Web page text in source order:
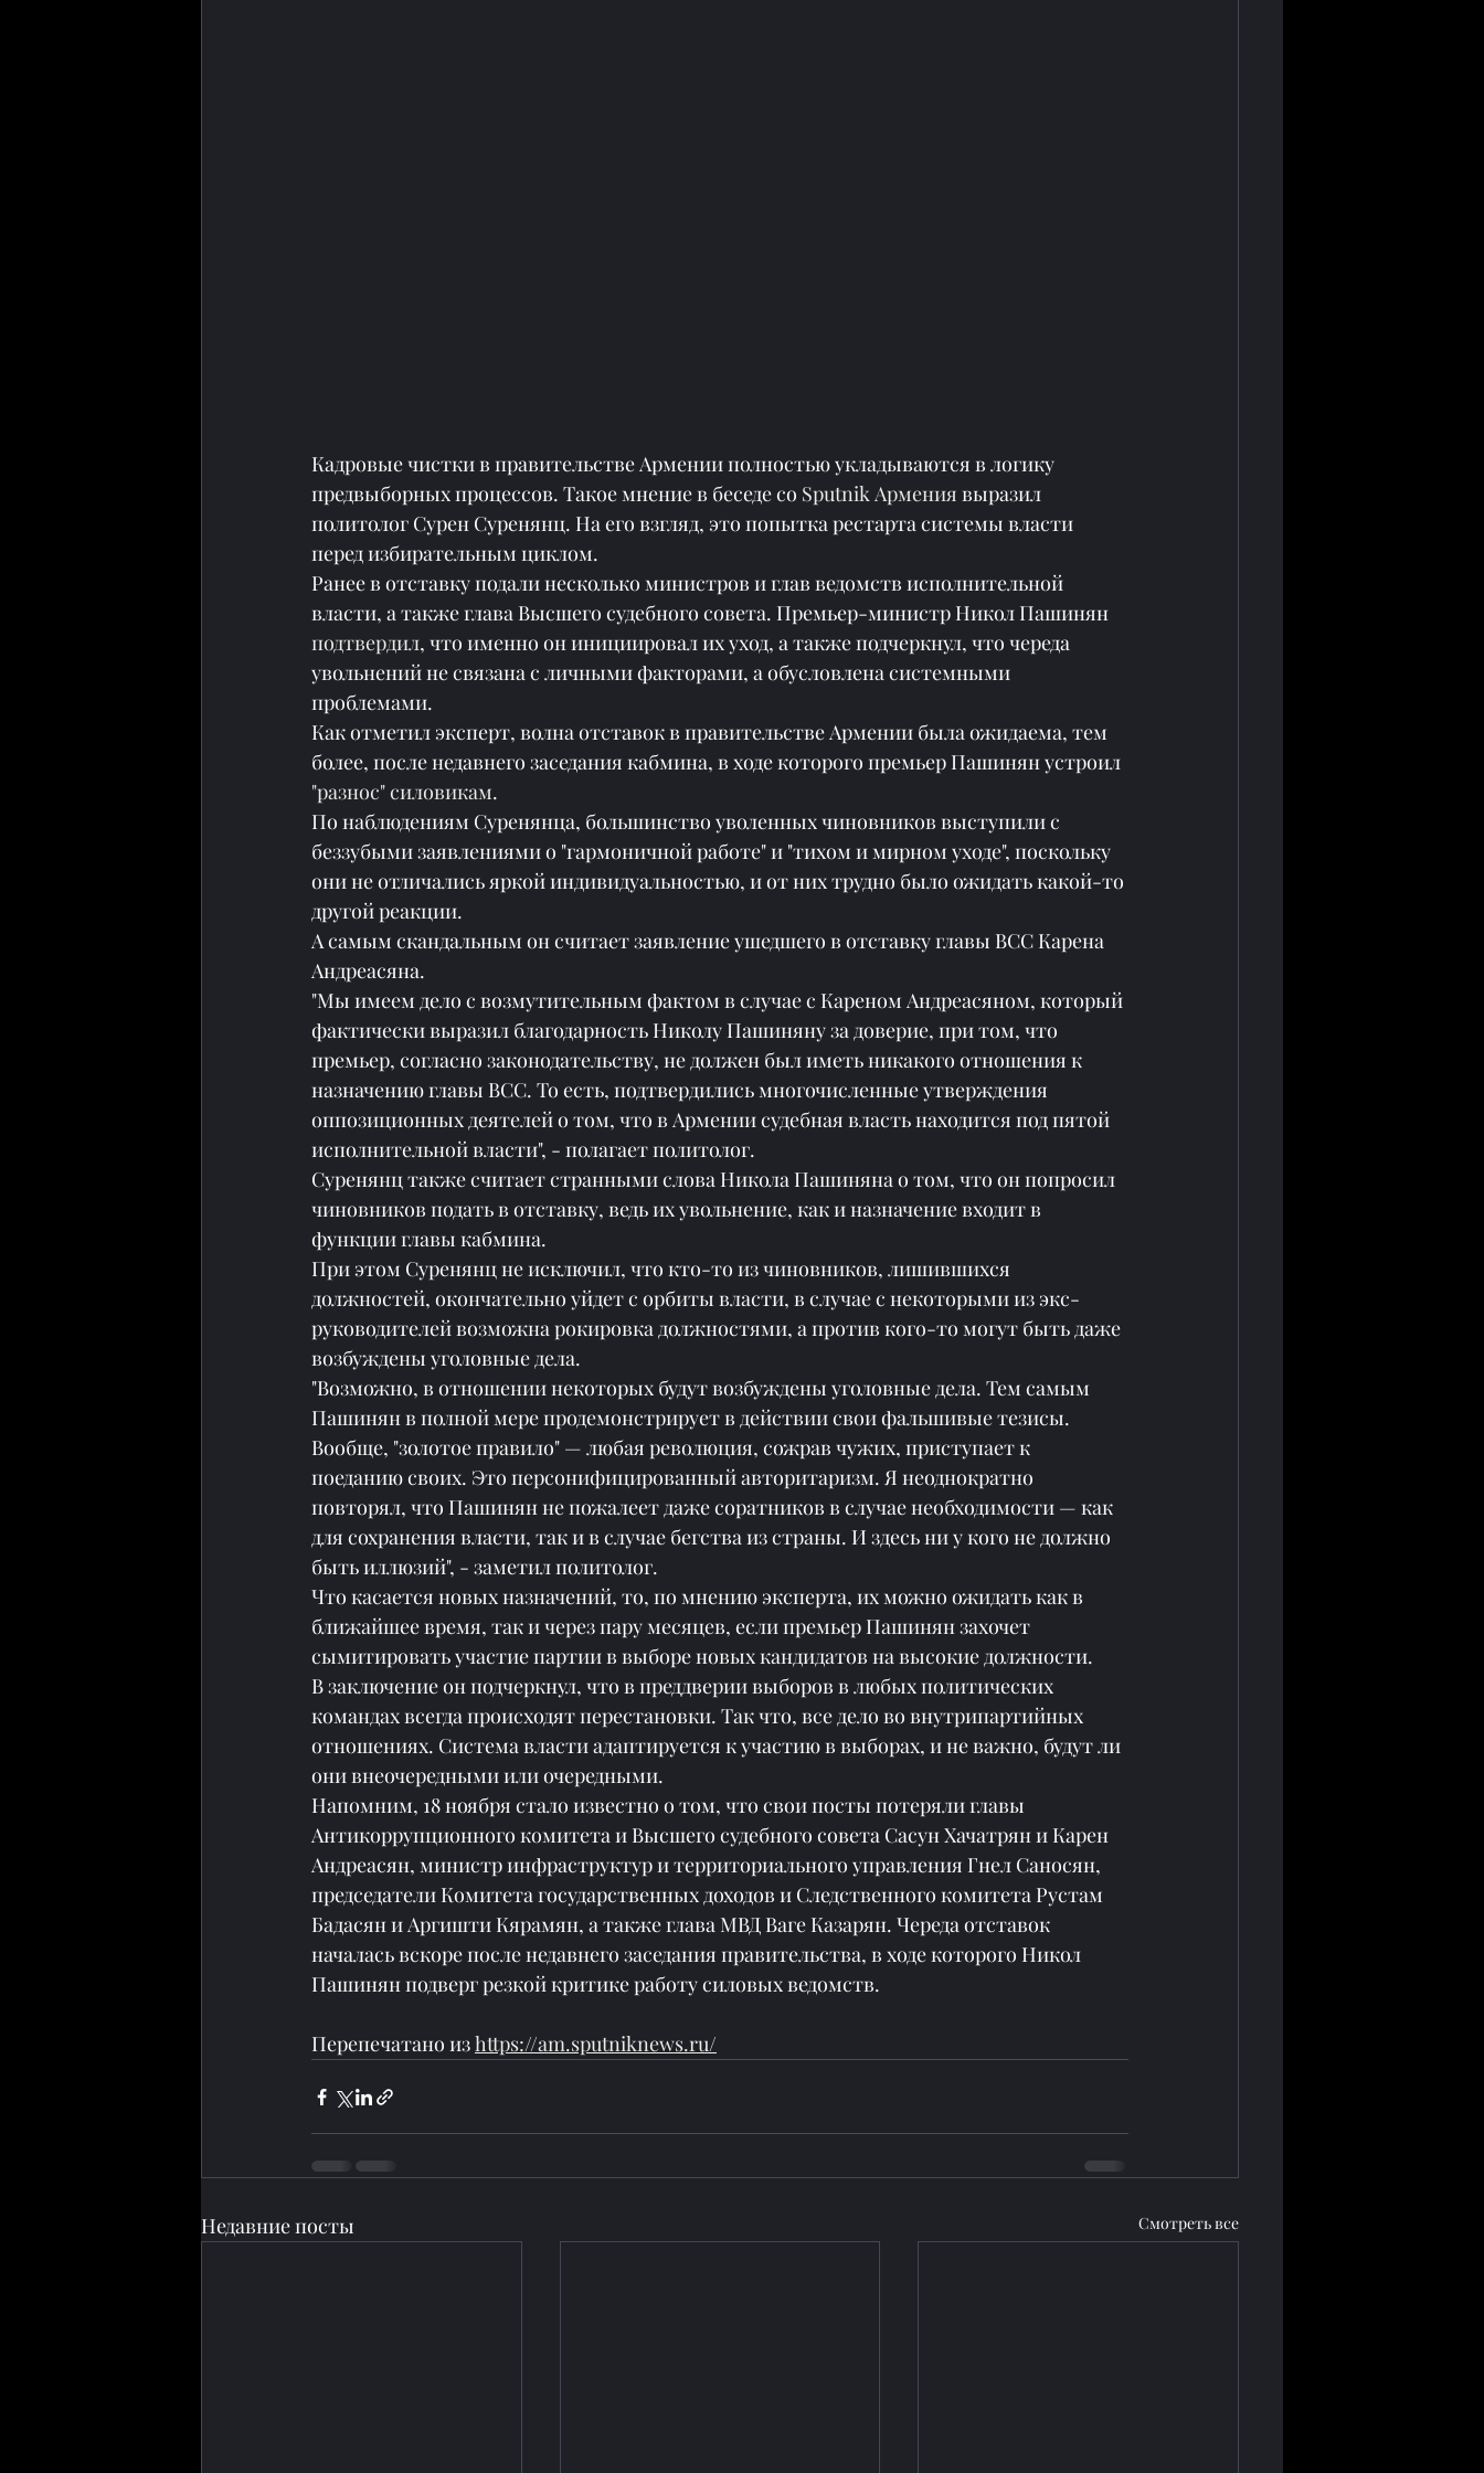
Кадровые чистки в правительстве Армении полностью укладываются в логику
предвыборных процессов. Такое мнение в беседе со Sputnik Армения выразил
политолог Сурен Суренянц. На его взгляд, это попытка рестарта системы власти
перед избирательным циклом.
Ранее в отставку подали несколько министров и глав ведомств исполнительной
власти, а также глава Высшего судебного совета. Премьер-министр Никол Пашинян
подтвердил, что именно он инициировал их уход, а также подчеркнул, что череда
увольнений не связана с личными факторами, а обусловлена системными
проблемами.
Как отметил эксперт, волна отставок в правительстве Армении была ожидаема, тем
более, после недавнего заседания кабмина, в ходе которого премьер Пашинян устроил
"разнос" силовикам.
По наблюдениям Суренянца, большинство уволенных чиновников выступили с
беззубыми заявлениями о "гармоничной работе" и "тихом и мирном уходе", поскольку
они не отличались яркой индивидуальностью, и от них трудно было ожидать какой-то
другой реакции.
А самым скандальным он считает заявление ушедшего в отставку главы ВСС Карена
Андреасяна.
"Мы имеем дело с возмутительным фактом в случае с Кареном Андреасяном, который
фактически выразил благодарность Николу Пашиняну за доверие, при том, что
премьер, согласно законодательству, не должен был иметь никакого отношения к
назначению главы ВСС. То есть, подтвердились многочисленные утверждения
оппозиционных деятелей о том, что в Армении судебная власть находится под пятой
исполнительной власти", - полагает политолог.
Суренянц также считает странными слова Никола Пашиняна о том, что он попросил
чиновников подать в отставку, ведь их увольнение, как и назначение входит в
функции главы кабмина.
При этом Суренянц не исключил, что кто-то из чиновников, лишившихся
должностей, окончательно уйдет с орбиты власти, в случае с некоторыми из экс-
руководителей возможна рокировка должностями, а против кого-то могут быть даже
возбуждены уголовные дела.
"Возможно, в отношении некоторых будут возбуждены уголовные дела. Тем самым
Пашинян в полной мере продемонстрирует в действии свои фальшивые тезисы.
Вообще, "золотое правило" — любая революция, сожрав чужих, приступает к
поеданию своих. Это персонифицированный авторитаризм. Я неоднократно
повторял, что Пашинян не пожалеет даже соратников в случае необходимости — как
для сохранения власти, так и в случае бегства из страны. И здесь ни у кого не должно
быть иллюзий", - заметил политолог.
Что касается новых назначений, то, по мнению эксперта, их можно ожидать как в
ближайшее время, так и через пару месяцев, если премьер Пашинян захочет
сымитировать участие партии в выборе новых кандидатов на высокие должности.
В заключение он подчеркнул, что в преддверии выборов в любых политических
командах всегда происходят перестановки. Так что, все дело во внутрипартийных
отношениях. Система власти адаптируется к участию в выборах, и не важно, будут ли
они внеочередными или очередными.
Напомним, 18 ноября стало известно о том, что свои посты потеряли главы
Антикоррупционного комитета и Высшего судебного совета Сасун Хачатрян и Карен
Андреасян, министр инфраструктур и территориального управления Гнел Саносян,
председатели Комитета государственных доходов и Следственного комитета Рустам
Бадасян и Аргишти Кярамян, а также глава МВД Ваге Казарян. Череда отставок
началась вскоре после недавнего заседания правительства, в ходе которого Никол
Пашинян подверг резкой критике работу силовых ведомств.
Перепечатано из https://am.sputniknews.ru/
Недавние посты Смотреть все